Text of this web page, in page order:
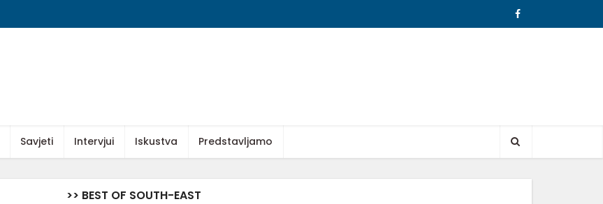
Savjeti Intervjui Iskustva Predstavljamo
>> BEST OF SOUTH-EAST